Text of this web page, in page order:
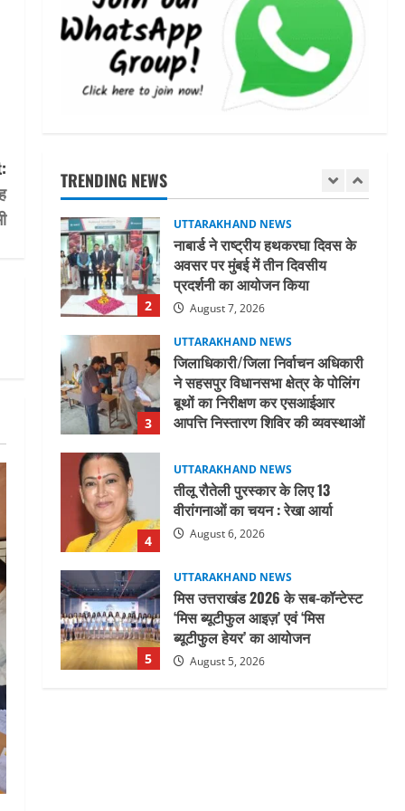
TRENDING NEWS
5
मिस उत्तराखंड 2026 के सब-कॉन्टेस्ट
‘मिस ब्यूटीफुल आइज़’ एवं ‘मिस
ब्यूटीफुल हेयर’ का आयोजन
August 5, 2026
1
UTTARAKHAND NEWS
नियमावली-2026 को मिली मंजूरी
August 7, 2026
2
UTTARAKHAND NEWS
नाबार्ड ने राष्ट्रीय हथकरघा दिवस के
अवसर पर मुंबई में तीन दिवसीय
प्रदर्शनी का आयोजन किया
August 7, 2026
3
UTTARAKHAND NEWS
जिलाधिकारी/जिला निर्वाचन अधिकारी
ने सहसपुर विधानसभा क्षेत्र के पोलिंग
बूथों का निरीक्षण कर एसआईआर
आपत्ति निस्तारण शिविर की व्यवस्थाओं
August 6, 2026
4
UTTARAKHAND NEWS
तीलू रौतेली पुरस्कार के लिए 13
वीरांगनाओं का चयन : रेखा आर्या
August 6, 2026
5
UTTARAKHAND NEWS
मिस उत्तराखंड 2026 के सब-कॉन्टेस्ट
‘मिस ब्यूटीफुल आइज़’ एवं ‘मिस
ब्यूटीफुल हेयर’ का आयोजन
August 5, 2026